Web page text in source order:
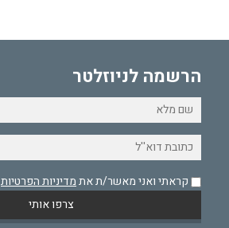
הרשמה לניוזלטר
קראתי ואני מאשר/ת אתמדיניות הפרטיות